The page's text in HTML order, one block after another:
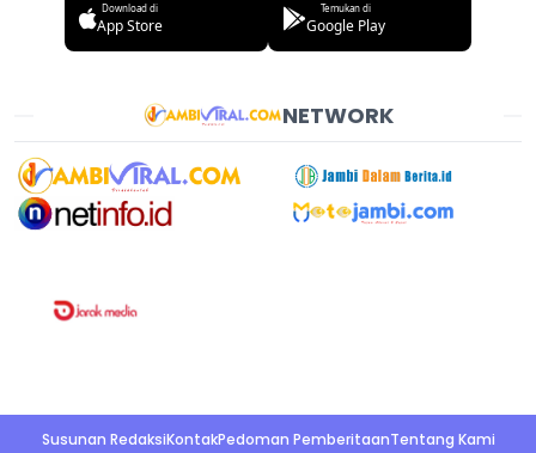
Download di
App Store
Temukan di
Google Play
NETWORK
Susunan RedaksiKontakPedoman PemberitaanTentang Kami